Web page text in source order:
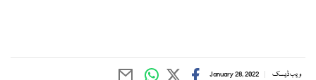
ویب ڈیسک January 28, 2022